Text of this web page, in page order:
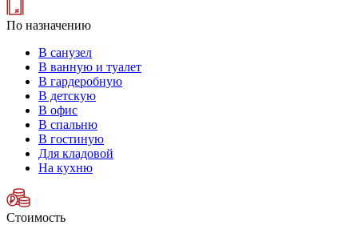
По назначению
В санузел
В ванную и туалет
В гардеробную
В детскую
В офис
В спальню
В гостиную
Для кладовой
На кухню
Стоимость